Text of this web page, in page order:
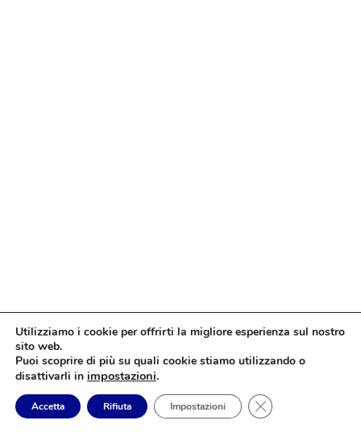
Utilizziamo i cookie per offrirti la migliore esperienza sul nostro
sito web.
Puoi scoprire di più su quali cookie stiamo utilizzando o
disattivarli in impostazioni.
Accetta Rifiuta Impostazioni Close GDPR